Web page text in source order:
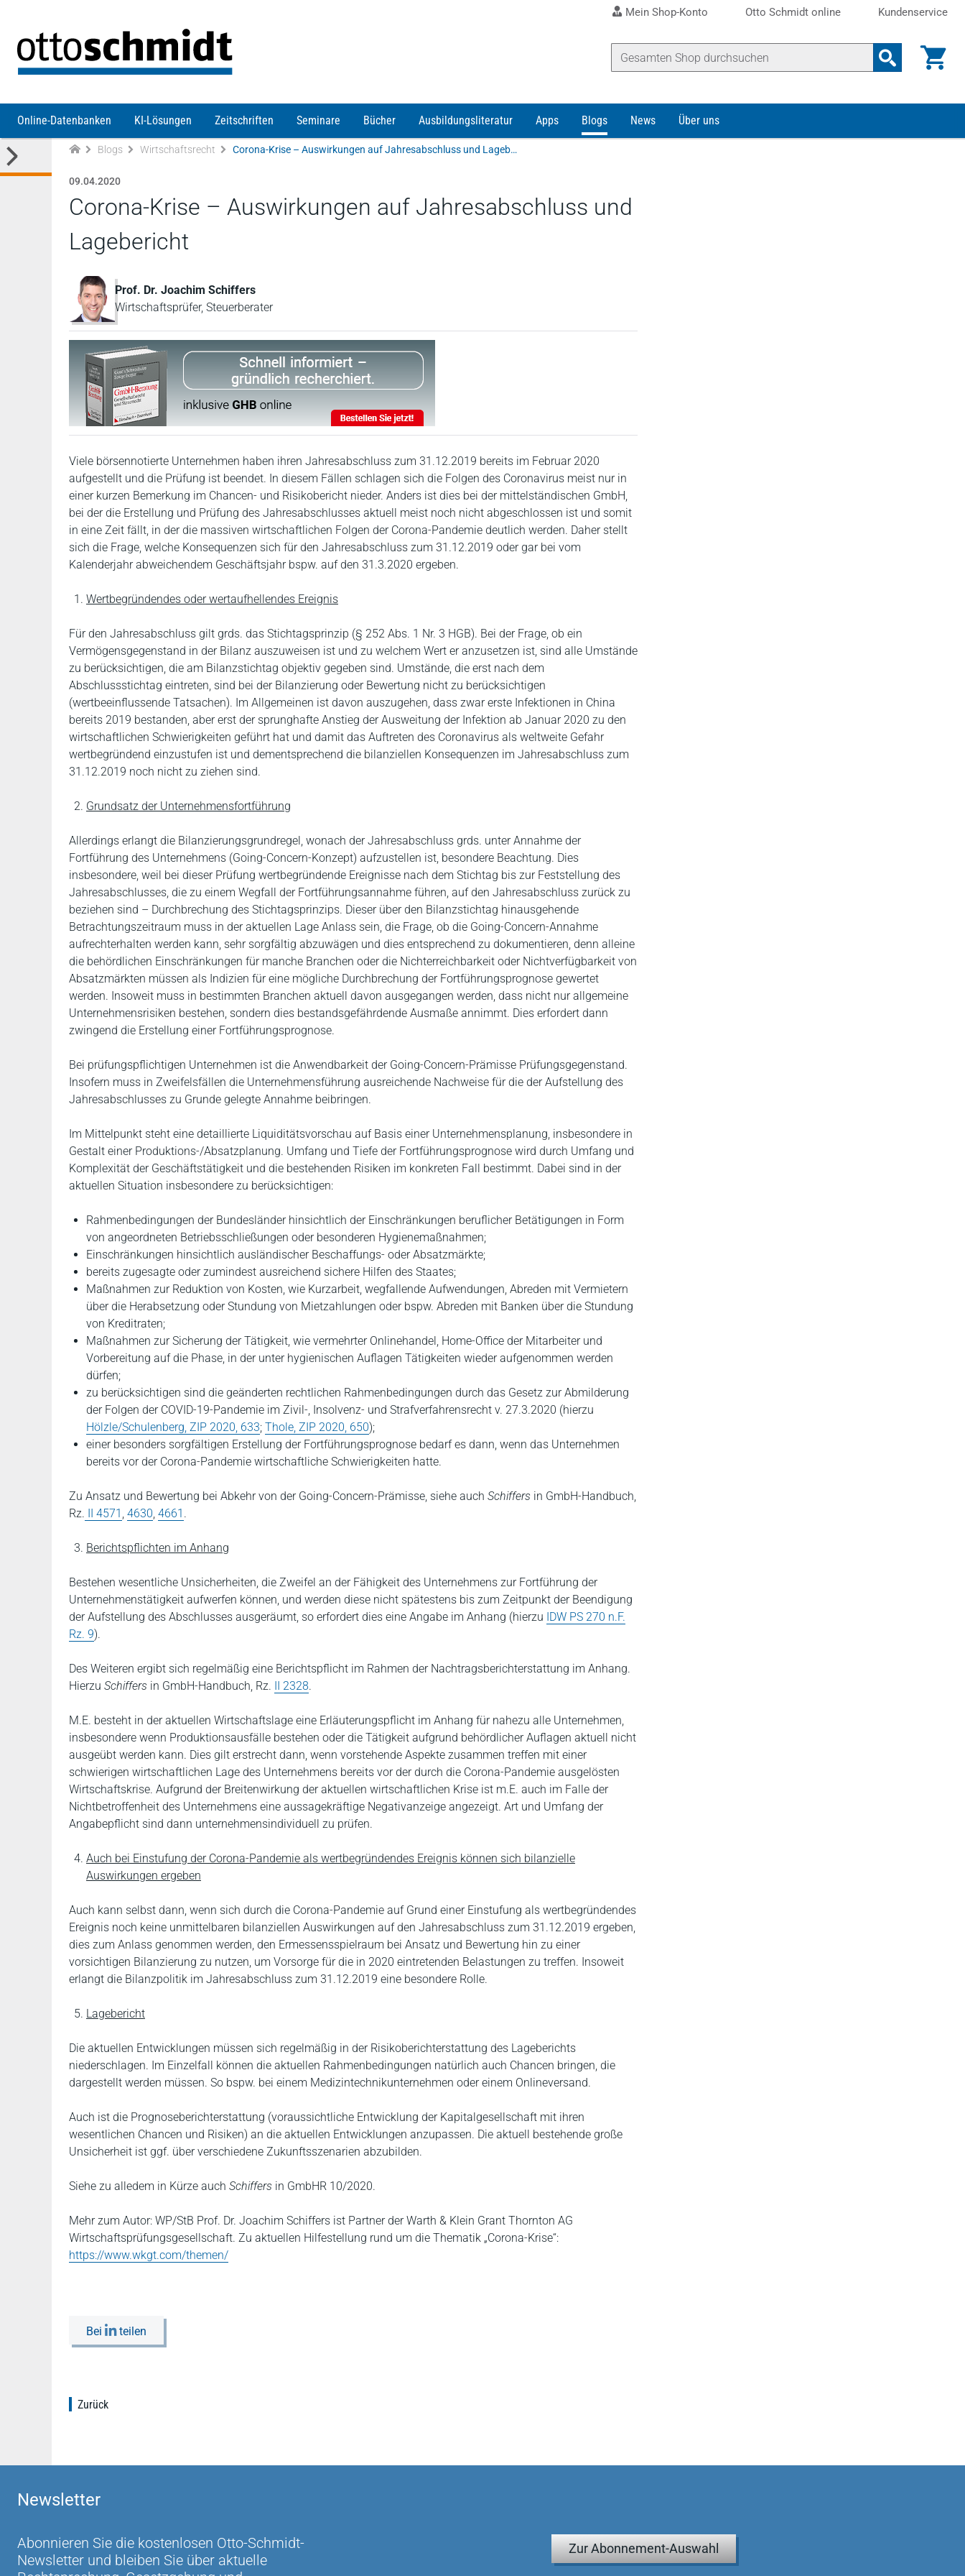
Mein Shop-Konto Otto Schmidt online Kundenservice
Online-Datenbanken KI-Lösungen Zeitschriften Seminare Bücher Ausbildungsliteratur Apps Blogs News Über uns
Blogs Wirtschaftsrecht Corona-Krise – Auswirkungen auf Jahresabschluss und Lagebericht
09.04.2020
Corona-Krise – Auswirkungen auf Jahresabschluss und
Lagebericht
Prof. Dr. Joachim Schiffers
Wirtschaftsprüfer, Steuerberater
Viele börsennotierte Unternehmen haben ihren Jahresabschluss zum 31.12.2019 bereits im Februar 2020
aufgestellt und die Prüfung ist beendet. In diesem Fällen schlagen sich die Folgen des Coronavirus meist nur in
einer kurzen Bemerkung im Chancen- und Risikobericht nieder. Anders ist dies bei der mittelständischen GmbH,
bei der die Erstellung und Prüfung des Jahresabschlusses aktuell meist noch nicht abgeschlossen ist und somit
in eine Zeit fällt, in der die massiven wirtschaftlichen Folgen der Corona-Pandemie deutlich werden. Daher stellt
sich die Frage, welche Konsequenzen sich für den Jahresabschluss zum 31.12.2019 oder gar bei vom
Kalenderjahr abweichendem Geschäftsjahr bspw. auf den 31.3.2020 ergeben.
Wertbegründendes oder wertaufhellendes Ereignis
Für den Jahresabschluss gilt grds. das Stichtagsprinzip (§ 252 Abs. 1 Nr. 3 HGB). Bei der Frage, ob ein
Vermögensgegenstand in der Bilanz auszuweisen ist und zu welchem Wert er anzusetzen ist, sind alle Umstände
zu berücksichtigen, die am Bilanzstichtag objektiv gegeben sind. Umstände, die erst nach dem
Abschlussstichtag eintreten, sind bei der Bilanzierung oder Bewertung nicht zu berücksichtigen
(wertbeeinflussende Tatsachen). Im Allgemeinen ist davon auszugehen, dass zwar erste Infektionen in China
bereits 2019 bestanden, aber erst der sprunghafte Anstieg der Ausweitung der Infektion ab Januar 2020 zu den
wirtschaftlichen Schwierigkeiten geführt hat und damit das Auftreten des Coronavirus als weltweite Gefahr
wertbegründend einzustufen ist und dementsprechend die bilanziellen Konsequenzen im Jahresabschluss zum
31.12.2019 noch nicht zu ziehen sind.
Grundsatz der Unternehmensfortführung
Allerdings erlangt die Bilanzierungsgrundregel, wonach der Jahresabschluss grds. unter Annahme der
Fortführung des Unternehmens (Going-Concern-Konzept) aufzustellen ist, besondere Beachtung. Dies
insbesondere, weil bei dieser Prüfung wertbegründende Ereignisse nach dem Stichtag bis zur Feststellung des
Jahresabschlusses, die zu einem Wegfall der Fortführungsannahme führen, auf den Jahresabschluss zurück zu
beziehen sind – Durchbrechung des Stichtagsprinzips. Dieser über den Bilanzstichtag hinausgehende
Betrachtungszeitraum muss in der aktuellen Lage Anlass sein, die Frage, ob die Going-Concern-Annahme
aufrechterhalten werden kann, sehr sorgfältig abzuwägen und dies entsprechend zu dokumentieren, denn alleine
die behördlichen Einschränkungen für manche Branchen oder die Nichterreichbarkeit oder Nichtverfügbarkeit von
Absatzmärkten müssen als Indizien für eine mögliche Durchbrechung der Fortführungsprognose gewertet
werden. Insoweit muss in bestimmten Branchen aktuell davon ausgegangen werden, dass nicht nur allgemeine
Unternehmensrisiken bestehen, sondern dies bestandsgefährdende Ausmaße annimmt. Dies erfordert dann
zwingend die Erstellung einer Fortführungsprognose.
Bei prüfungspflichtigen Unternehmen ist die Anwendbarkeit der Going-Concern-Prämisse Prüfungsgegenstand.
Insofern muss in Zweifelsfällen die Unternehmensführung ausreichende Nachweise für die der Aufstellung des
Jahresabschlusses zu Grunde gelegte Annahme beibringen.
Im Mittelpunkt steht eine detaillierte Liquiditätsvorschau auf Basis einer Unternehmensplanung, insbesondere in
Gestalt einer Produktions-/Absatzplanung. Umfang und Tiefe der Fortführungsprognose wird durch Umfang und
Komplexität der Geschäftstätigkeit und die bestehenden Risiken im konkreten Fall bestimmt. Dabei sind in der
aktuellen Situation insbesondere zu berücksichtigen:
Rahmenbedingungen der Bundesländer hinsichtlich der Einschränkungen beruflicher Betätigungen in Form
von angeordneten Betriebsschließungen oder besonderen Hygienemaßnahmen;
Einschränkungen hinsichtlich ausländischer Beschaffungs- oder Absatzmärkte;
bereits zugesagte oder zumindest ausreichend sichere Hilfen des Staates;
Maßnahmen zur Reduktion von Kosten, wie Kurzarbeit, wegfallende Aufwendungen, Abreden mit Vermietern
über die Herabsetzung oder Stundung von Mietzahlungen oder bspw. Abreden mit Banken über die Stundung
von Kreditraten;
Maßnahmen zur Sicherung der Tätigkeit, wie vermehrter Onlinehandel, Home-Office der Mitarbeiter und
Vorbereitung auf die Phase, in der unter hygienischen Auflagen Tätigkeiten wieder aufgenommen werden
dürfen;
zu berücksichtigen sind die geänderten rechtlichen Rahmenbedingungen durch das Gesetz zur Abmilderung
der Folgen der COVID-19-Pandemie im Zivil-, Insolvenz- und Strafverfahrensrecht v. 27.3.2020 (hierzu
Hölzle/Schulenberg, ZIP 2020, 633; Thole, ZIP 2020, 650);
einer besonders sorgfältigen Erstellung der Fortführungsprognose bedarf es dann, wenn das Unternehmen
bereits vor der Corona-Pandemie wirtschaftliche Schwierigkeiten hatte.
Zu Ansatz und Bewertung bei Abkehr von der Going-Concern-Prämisse, siehe auch Schiffers in GmbH-Handbuch,
Rz. II 4571 , 4630, 4661 .
Berichtspflichten im Anhang
Bestehen wesentliche Unsicherheiten, die Zweifel an der Fähigkeit des Unternehmens zur Fortführung der
Unternehmenstätigkeit aufwerfen können, und werden diese nicht spätestens bis zum Zeitpunkt der Beendigung
der Aufstellung des Abschlusses ausgeräumt, so erfordert dies eine Angabe im Anhang (hierzu IDW PS 270 n.F.
Rz. 9).
Des Weiteren ergibt sich regelmäßig eine Berichtspflicht im Rahmen der Nachtragsberichterstattung im Anhang.
Hierzu Schiffers in GmbH-Handbuch, Rz. II 2328.
M.E. besteht in der aktuellen Wirtschaftslage eine Erläuterungspflicht im Anhang für nahezu alle Unternehmen,
insbesondere wenn Produktionsausfälle bestehen oder die Tätigkeit aufgrund behördlicher Auflagen aktuell nicht
ausgeübt werden kann. Dies gilt erstrecht dann, wenn vorstehende Aspekte zusammen treffen mit einer
schwierigen wirtschaftlichen Lage des Unternehmens bereits vor der durch die Corona-Pandemie ausgelösten
Wirtschaftskrise. Aufgrund der Breitenwirkung der aktuellen wirtschaftlichen Krise ist m.E. auch im Falle der
Nichtbetroffenheit des Unternehmens eine aussagekräftige Negativanzeige angezeigt. Art und Umfang der
Angabepflicht sind dann unternehmensindividuell zu prüfen.
Auch bei Einstufung der Corona-Pandemie als wertbegründendes Ereignis können sich bilanzielle
Auswirkungen ergeben
Auch kann selbst dann, wenn sich durch die Corona-Pandemie auf Grund einer Einstufung als wertbegründendes
Ereignis noch keine unmittelbaren bilanziellen Auswirkungen auf den Jahresabschluss zum 31.12.2019 ergeben,
dies zum Anlass genommen werden, den Ermessensspielraum bei Ansatz und Bewertung hin zu einer
vorsichtigen Bilanzierung zu nutzen, um Vorsorge für die in 2020 eintretenden Belastungen zu treffen. Insoweit
erlangt die Bilanzpolitik im Jahresabschluss zum 31.12.2019 eine besondere Rolle.
Lagebericht
Die aktuellen Entwicklungen müssen sich regelmäßig in der Risikoberichterstattung des Lageberichts
niederschlagen. Im Einzelfall können die aktuellen Rahmenbedingungen natürlich auch Chancen bringen, die
dargestellt werden müssen. So bspw. bei einem Medizintechnikunternehmen oder einem Onlineversand.
Auch ist die Prognoseberichterstattung (voraussichtliche Entwicklung der Kapitalgesellschaft mit ihren
wesentlichen Chancen und Risiken) an die aktuellen Entwicklungen anzupassen. Die aktuell bestehende große
Unsicherheit ist ggf. über verschiedene Zukunftsszenarien abzubilden.
Siehe zu alledem in Kürze auch Schiffers in GmbHR 10/2020.
Mehr zum Autor: WP/StB Prof. Dr. Joachim Schiffers ist Partner der Warth & Klein Grant Thornton AG
Wirtschaftsprüfungsgesellschaft. Zu aktuellen Hilfestellung rund um die Thematik „Corona-Krise“:
https://www.wkgt.com/themen/
Bei teilen
Zurück
Newsletter
Abonnieren Sie die kostenlosen Otto-Schmidt-
Newsletter und bleiben Sie über aktuelle
Zur Abonnement-Auswahl